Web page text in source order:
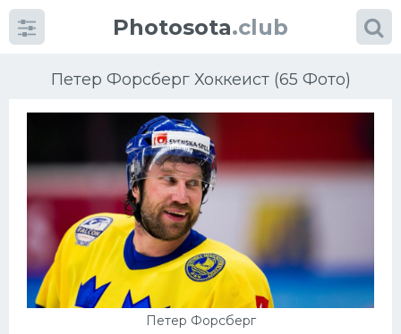
Photosota.club
Петер Форсберг Хоккеист (65 Фото)
Петер Форсберг
КатегорииФото
Еще картинки...
Футбол